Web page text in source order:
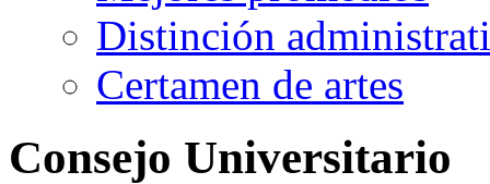
Distinción
Certamen de artes
Consejo Universitario